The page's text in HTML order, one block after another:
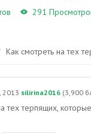
291
Как смотреть на тех
2013 silirina2016 (3,900
тех терпящих,